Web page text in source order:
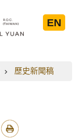
EN
歷史新聞稿